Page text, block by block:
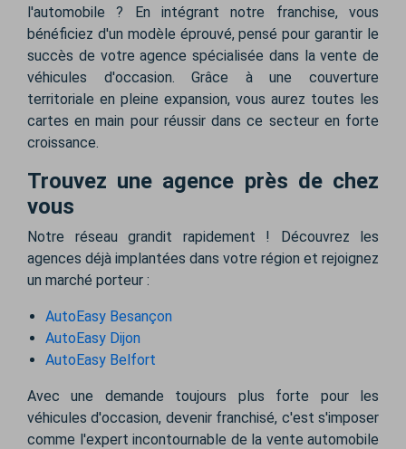
l'automobile ? En intégrant notre franchise, vous
bénéficiez d'un modèle éprouvé, pensé pour garantir le
succès de votre agence spécialisée dans la vente de
véhicules d'occasion. Grâce à une couverture
territoriale en pleine expansion, vous aurez toutes les
cartes en main pour réussir dans ce secteur en forte
croissance.
Trouvez une agence près de chez
vous
Notre réseau grandit rapidement ! Découvrez les
agences déjà implantées dans votre région et rejoignez
un marché porteur :
AutoEasy Besançon
AutoEasy Dijon
AutoEasy Belfort
Avec une demande toujours plus forte pour les
véhicules d'occasion, devenir franchisé, c'est s'imposer
comme l'expert incontournable de la vente automobile